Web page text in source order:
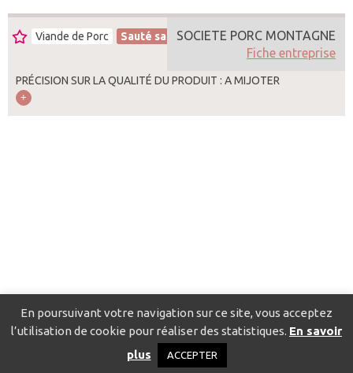
Viande de Porc Sauté sans os France
PRÉCISION SUR LA QUALITÉ DU PRODUIT : A MIJOTER
SOCIETE PORC MONTAGNE
Fiche entreprise
Catalogue pour localiser les fournisseurs
Politique de confidentialité
En poursuivant votre navigation sur ce site, vous acceptez
l’utilisation de cookie pour réaliser des statistiques. En savoir
plus
ACCEPTER